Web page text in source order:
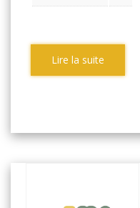
Lire la suite